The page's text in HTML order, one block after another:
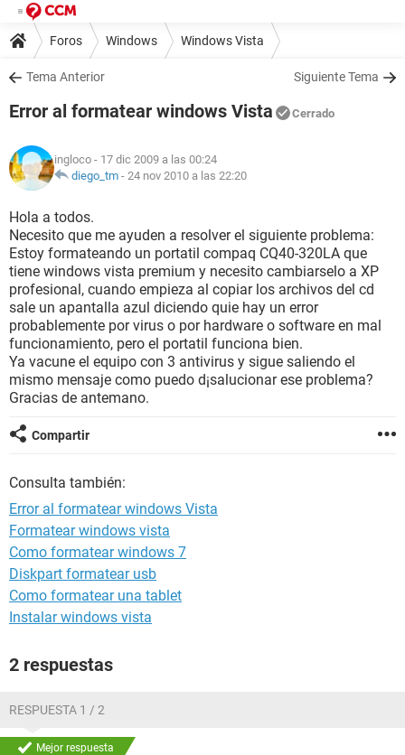
Foros Windows Windows Vista
Tema Anterior Siguiente Tema
Error al formatear windows Vista Cerrado
ingloco - 17 dic 2009 a las 00:24
diego_tm - 24 nov 2010 a las 22:20
Hola a todos.
Necesito que me ayuden a resolver el siguiente problema:
Estoy formateando un portatil compaq CQ40-320LA que
tiene windows vista premium y necesito cambiarselo a XP
profesional, cuando empieza al copiar los archivos del cd
sale un apantalla azul diciendo quie hay un error
probablemente por virus o por hardware o software en mal
funcionamiento, pero el portatil funciona bien.
Ya vacune el equipo con 3 antivirus y sigue saliendo el
mismo mensaje como puedo d¡salucionar ese problema?
Gracias de antemano.
Compartir
Consulta también:
Error al formatear windows Vista
Formatear windows vista
Como formatear windows 7
Diskpart formatear usb
Como formatear una tablet
Instalar windows vista
2 respuestas
RESPUESTA 1 / 2
Mejor respuesta